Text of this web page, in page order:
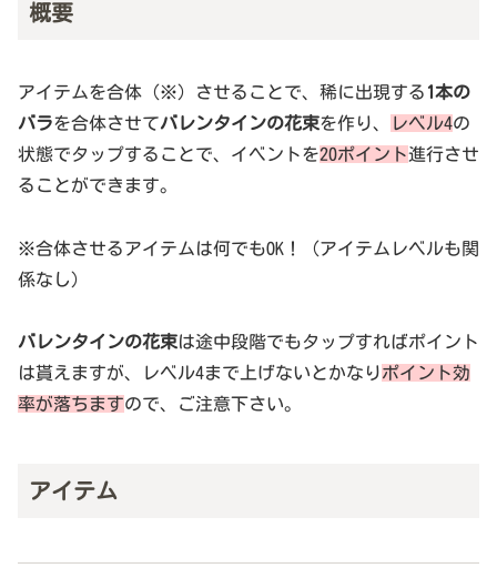
概要
アイテムを合体（※）させることで、稀に出現する 1本の
バラを合体させてバレンタインの花束を作り、 レベル4の
状態でタップすることで、イベントを20ポイント進行させ
ることができます。
※合体させるアイテムは何でもOK！（アイテムレベルも関
係なし）
バレンタインの花束は途中段階でもタップすればポイント
は貰えますが、レベル4まで上げないとかなりポイント効
率が落ちますので、ご注意下さい。
アイテム